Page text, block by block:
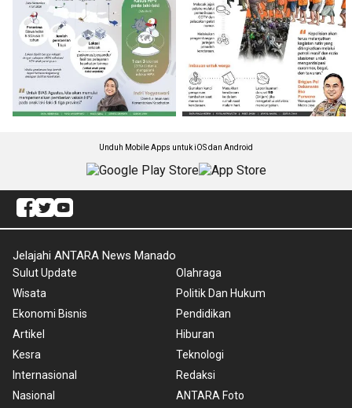
Unduh Mobile Apps untuk iOS dan Android
Jelajahi ANTARA News Manado
Sulut Update
Wisata
Ekonomi Bisnis
Artikel
Kesra
Internasional
Nasional
Olahraga
Politik Dan Hukum
Pendidikan
Hiburan
Teknologi
Redaksi
ANTARA Foto